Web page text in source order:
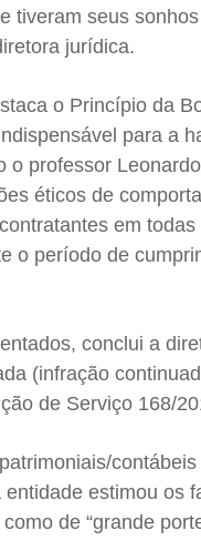
tiveram seus
jurídica.
o Princípio da
para a
o professor
éticos de
em
o período de
conclui a
(infração
de Serviço 168/
estimou os
de “grande